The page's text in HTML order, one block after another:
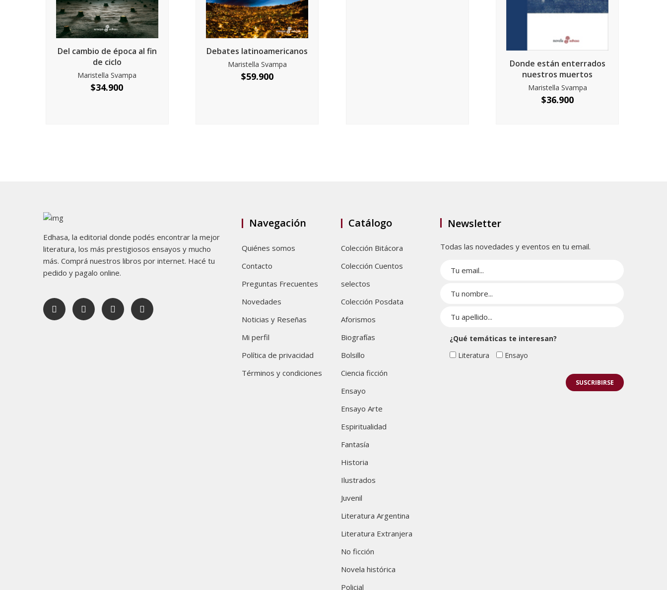
Del cambio de época al fin
de ciclo
Maristella Svampa
$34.900
Debates latinoamericanos
Maristella Svampa
$59.900
Donde están enterrados
nuestros muertos
Maristella Svampa
$36.900
Edhasa, la editorial donde podés encontrar la mejor
literatura, los más prestigiosos ensayos y mucho
más. Comprá nuestros libros por internet. Hacé tu
pedido y pagalo online.
Navegación
Quiénes somos
Contacto
Preguntas Frecuentes
Novedades
Noticias y Reseñas
Mi perfil
Política de privacidad
Términos y condiciones
Catálogo
Colección Bitácora
Colección Cuentos
selectos
Colección Posdata
Aforismos
Biografías
Bolsillo
Ciencia ficción
Ensayo
Ensayo Arte
Espiritualidad
Fantasía
Historia
Ilustrados
Juvenil
Literatura Argentina
Literatura Extranjera
No ficción
Novela histórica
Policial
Newsletter
Todas las novedades y eventos en tu email.
¿Qué temáticas te interesan?
Literatura
Ensayo